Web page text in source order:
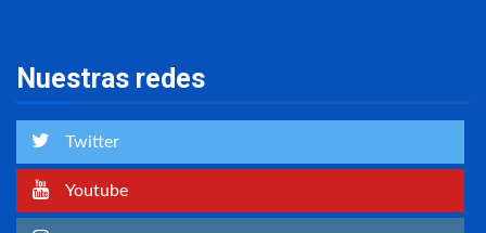
Nuestras redes
Twitter
Youtube